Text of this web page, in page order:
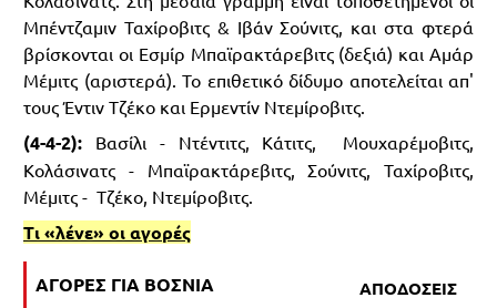
Μπέντζαμιν Ταχίροβιτς & Ιβάν Σούνιτς, και στα φτερά
βρίσκονται οι Εσμίρ Μπαϊρακτάρεβιτς (δεξιά) και Αμάρ
Μέμιτς (αριστερά). Το επιθετικό δίδυμο αποτελείται απ'
τους Έντιν Τζέκο και Ερμεντίν Ντεμίροβιτς.
(4-4-2): Βασίλι - Ντέντιτς, Κάτιτς, Μουχαρέμοβιτς,
Κολάσινατς - Μπαϊρακτάρεβιτς, Σούνιτς, Ταχίροβιτς,
Μέμιτς - Τζέκο, Ντεμίροβιτς.
Τι «λένε» οι αγορές
ΑΓΟΡΕΣ ΓΙΑ ΒΟΣΝΙΑ ΑΠΟΔΟΣΕΙΣ